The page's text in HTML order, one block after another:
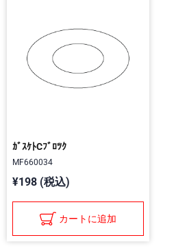
ｶﾞｽｹﾄCﾌﾞﾛﾂｸ
MF660034
¥198 (税込)
カートに追加